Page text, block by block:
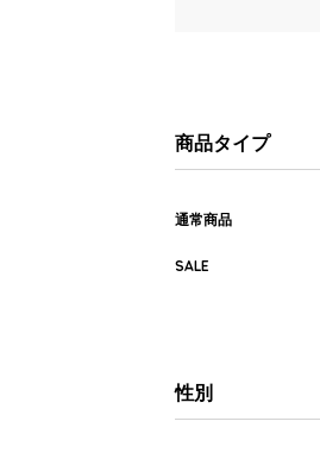
商品タイプ
通常商品
SALE
性別